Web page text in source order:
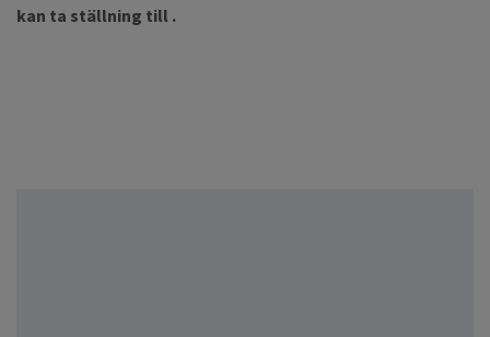
kan ta ställning till .